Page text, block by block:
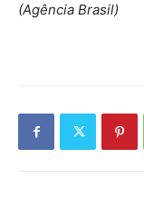
(Agência Brasil)